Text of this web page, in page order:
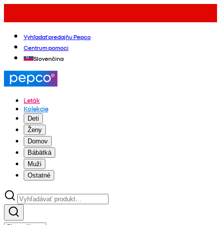
Vyhľadať predajňu Pepco
Centrum pomoci
Slovenčina
Leták
Kolekcie
Deti
Ženy
Domov
Bábätká
Muži
Ostatné